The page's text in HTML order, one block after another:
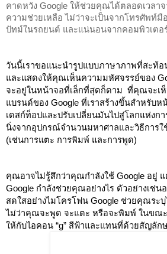
คาดหวัง Google ให้ช่วยคุณได้ตลอดเวล
ความช่วยเหลือ ไม่ว่าจะเป็นจากโทรศัพท์
ปัทม์ในรถยนต์ และแน่นอนจากคอมพิวเตอ
วันนี้เราขอแนะนำรูปแบบภาษาภาพที่สะท้อ
และแสดงให้คุณเห็นความมหัศจรรย์ของ
จะอยู่ในหน้าจอที่เล็กที่สุดก็ตาม  ที่คุณจะเห็
แบรนด์ของ Google ที่เราสร้างขึ้นสำหรับ
เดสก์ท็อปและปรับเปลี่ยนมันไปสู่โลกแห่งก
นิ่งจากอุปกรณ์จำนวนมหาศาลและวิธีการใ
(เช่นการแตะ การพิมพ์ และการพูด)
คุณอาจไม่รู้สึกว่าคุณกำลังใช้ Google อยู่
Google กำลังช่วยคุณอย่างไร ตัวอย่างเช่
สดใสอย่างไมโครโฟน Google ช่วยคุณระ
ไม่ว่าคุณจะพูด จะแตะ หรือจะพิมพ์ ในขณะ
ให้กับไอคอน “g” สีฟ้าและแทนที่ด้วยสัญลัก